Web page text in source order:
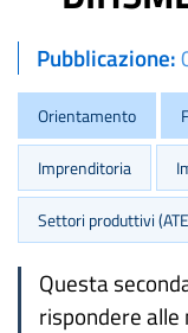
Pubblicazione
Orientamento
Imprenditoria
Settori produttivi
Questa
rispondere